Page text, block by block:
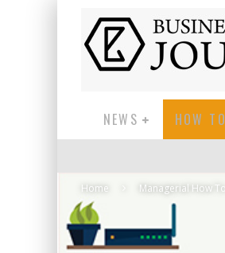
NEWS HOW TO
Home Managerial How To